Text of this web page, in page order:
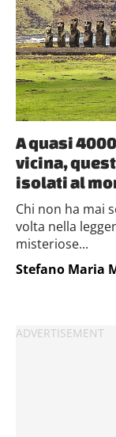
A quasi
vicina,
isolati al
Chi non ha mai
volta nella
misteriose...
Stefano Maria